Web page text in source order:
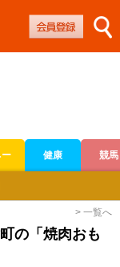
ー 健康 競馬
> 一覧へ
の「焼肉おも